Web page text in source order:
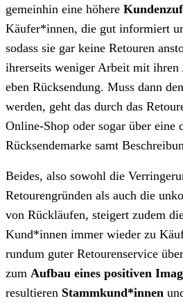
gemeinhin eine höhere
Käufer*innen, die gut informiert
sodass sie gar keine Retouren
ihrerseits weniger Arbeit mit ihren
eben Rücksendung. Muss dann
werden, geht das durch das
Online-Shop oder sogar über eine
Rücksendemarke samt
Beides, also sowohl die
Retourengründen als auch die
von Rückläufen, steigert zudem
Kund*innen immer wieder zu
rundum guter Retourenservice
zum Aufbau eines positiven
resultieren Stammkund*innen